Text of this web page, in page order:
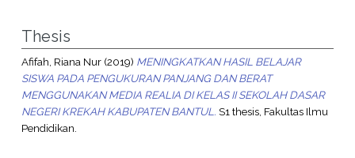
Thesis
Afifah, Riana Nur(2019) MENINGKATKAN HASIL BELAJAR
SISWA PADA PENGUKURAN PANJANG DAN BERAT
MENGGUNAKAN MEDIA REALIA DI KELAS II SEKOLAH DASAR
NEGERI KREKAH KABUPATEN BANTUL. S1 thesis, Fakultas Ilmu
Pendidikan.